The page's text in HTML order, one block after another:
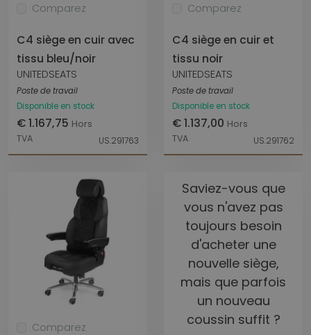
Comparez
C4 siège en cuir avec
tissu bleu/noir
UNITEDSEATS
Poste de travail
Disponible en stock
€ 1.167,75 Hors
TVA
US.291763
Comparez
C4 siège en cuir et
tissu noir
UNITEDSEATS
Poste de travail
Disponible en stock
€ 1.137,00 Hors
TVA
US.291762
Comparez
Saviez-vous que
vous n'avez pas
toujours besoin
d'acheter une
nouvelle siège,
mais que parfois
un nouveau
coussin suffit ?